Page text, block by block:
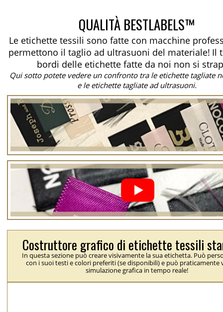
QUALITÀ BESTLABELS™
Le etichette tessili sono fatte con macchine
permettono il taglio ad ultrasuoni del materiale! Il
bordi delle etichette fatte da noi non si
Qui sotto potete vedere un confronto tra le etichette tagliate
e le etichette tagliate ad ultrasuoni.
Costruttore grafico di etichette tessili
In questa sezione può creare visivamente la sua etichetta. Può
con i suoi testi e colori preferiti (se disponibili) e può praticamente
simulazione grafica in tempo reale!